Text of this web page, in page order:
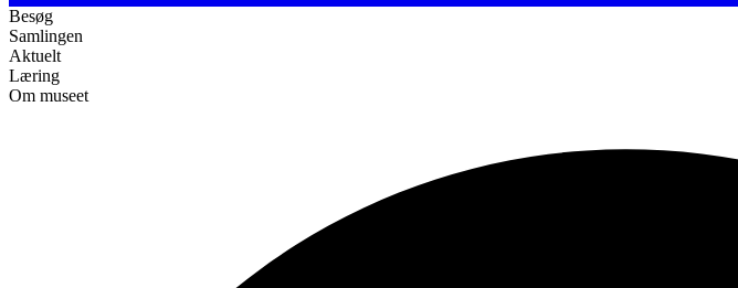
Besøg
Samlingen
Aktuelt
Læring
Om museet